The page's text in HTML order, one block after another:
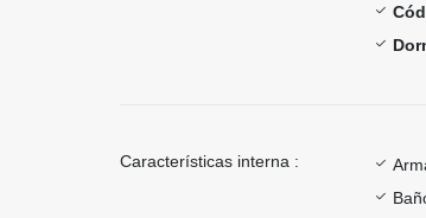
Características interna :